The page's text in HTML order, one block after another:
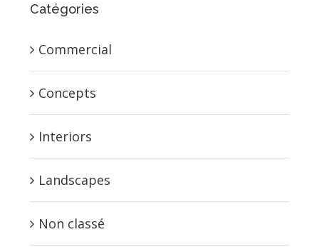
Catégories
Commercial
Concepts
Interiors
Landscapes
Non classé